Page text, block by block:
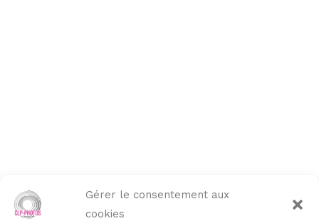
Gérer le consentement aux
cookies